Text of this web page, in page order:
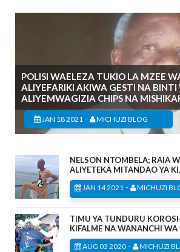
POLISI WAELEZA TUKIO LA MZEE
ALIYEFARIKI AKIWA GESTI NA
ALIYEMWAGIZIA CHIPS NA
JAN 18 2021 - MICHUZI BLOG
NELSON NTOMBELA; RAIA
ALIYETEKA MITANDAO YA
JAN 14 2021 - MICHUZI
TIMU YA TUNDURU
KIFALME NA WANANCHI
AUG 03 2020 - MICHUZI